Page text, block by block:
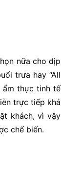
nữa cho dịp
trưa hay “All
ẩm thực tinh tế
trực tiếp khả
khách, vì vậy
chế biến.